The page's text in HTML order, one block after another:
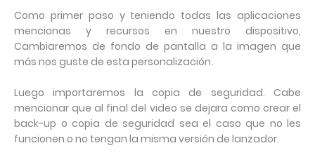
Como primer paso y teniendo todas las aplicaciones
mencionas y recursos en nuestro dispositivo,
Cambiaremos de fondo de pantalla a la imagen que
más nos guste de esta personalización.
Luego importaremos la copia de seguridad. Cabe
mencionar que al final del video se dejara como crear el
back-up o copia de seguridad sea el caso que no les
funcionen o no tengan la misma versión de lanzador.